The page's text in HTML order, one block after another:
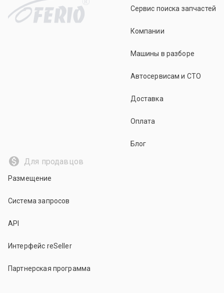
R
Сервис поиска запчастей
Компании
Машины в разборе
Автосервисам и СТО
Доставка
Оплата
Блог
Для продавцов
Размещение
Система запросов
API
Интерфейс reSeller
Партнерская программа